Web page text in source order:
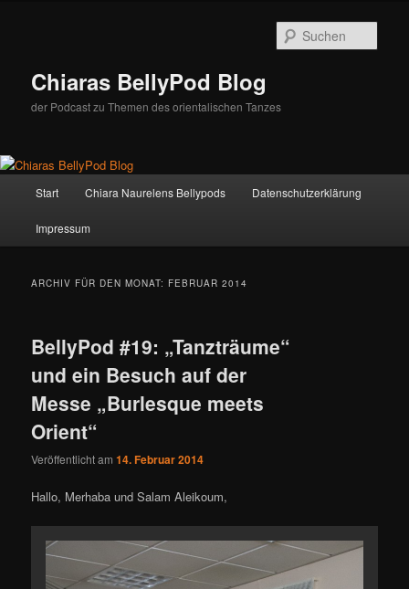
Chiaras BellyPod Blog
der Podcast zu Themen des orientalischen Tanzes
Start Chiara Naurelens Bellypods Datenschutzerklärung
Impressum
ARCHIV FÜR DEN MONAT: FEBRUAR 2014
BellyPod #19: „Tanzträume“
und ein Besuch auf der
Messe „Burlesque meets
Orient“
Veröffentlicht am14. Februar 2014
Hallo, Merhaba und Salam Aleikoum,